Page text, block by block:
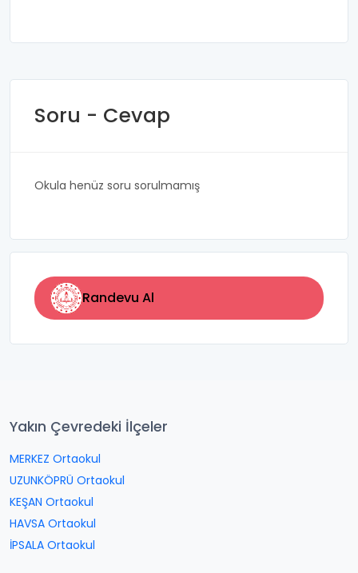
Soru - Cevap
Okula henüz soru sorulmamış
Randevu Al
Yakın Çevredeki İlçeler
MERKEZ Ortaokul
UZUNKÖPRÜ Ortaokul
KEŞAN Ortaokul
HAVSA Ortaokul
İPSALA Ortaokul